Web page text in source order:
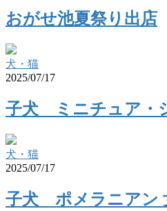
おがせ池夏祭り出店
犬・猫
2025/07/17
子犬 ミニチュア・
犬・猫
2025/07/17
子犬 ポメラニアン